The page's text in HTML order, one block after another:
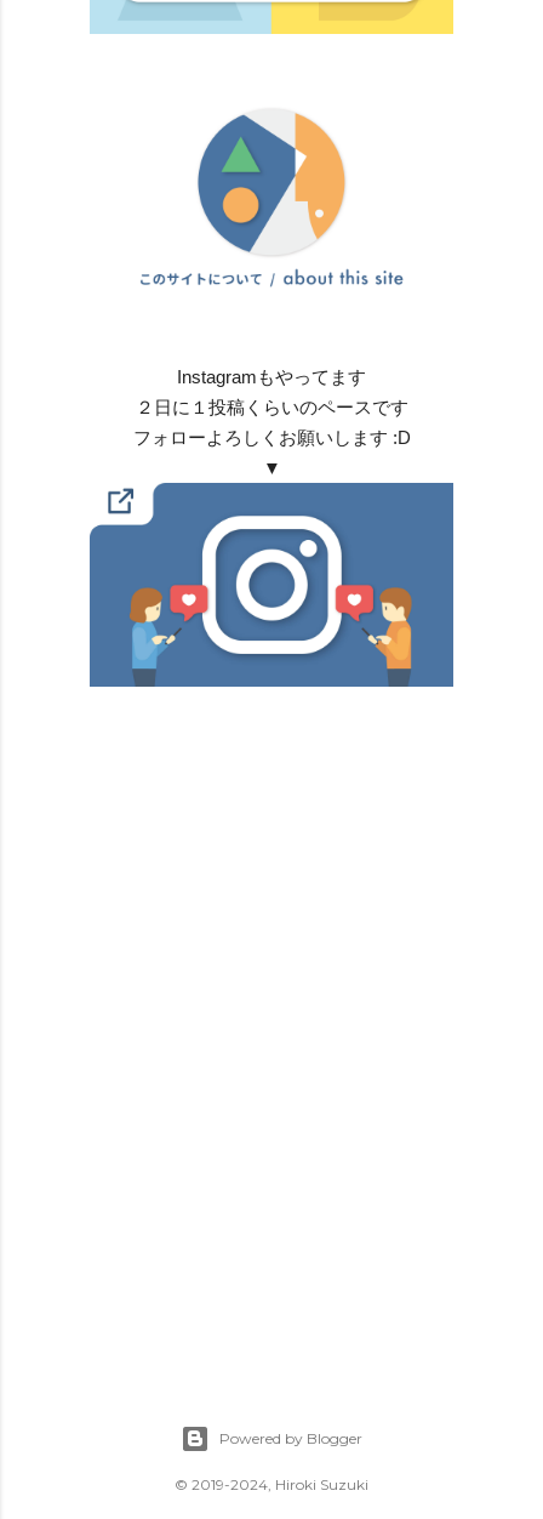
Instagramもやってます
２日に１投稿くらいのペースです
フォローよろしくお願いします :D
▼
Powered by Blogger
© 2019-2024, Hiroki Suzuki